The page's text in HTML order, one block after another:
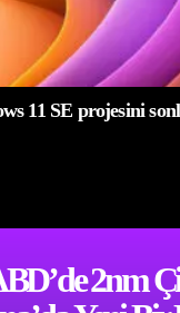
2nm
11 SE projesini